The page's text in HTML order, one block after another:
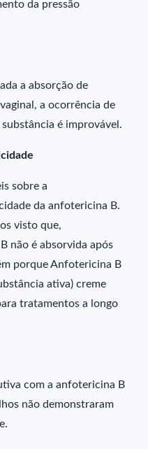
da pressão
a absorção de
a ocorrência de
é improvável.
sobre a
da anfotericina B.
visto que,
não é absorvida após
porque Anfotericina B
ativa) creme
tratamentos a longo
com a anfotericina B
não demonstraram